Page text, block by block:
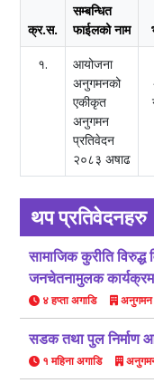
क्र.स.
सम्बन्धित
फाईलको नाम
१.
आयोजना
अनुगमनको
एकीकृत
अनुगमन
प्रतिवेदन
२०८३ अषाढ
थप प्रतिवेदनहरु
सामाजिक कुरीति
जनचेतनामुलक
४ हप्ता अगाडि अनुगमन
सडक तथा पुल निर्माण
१ महिना अगाडि